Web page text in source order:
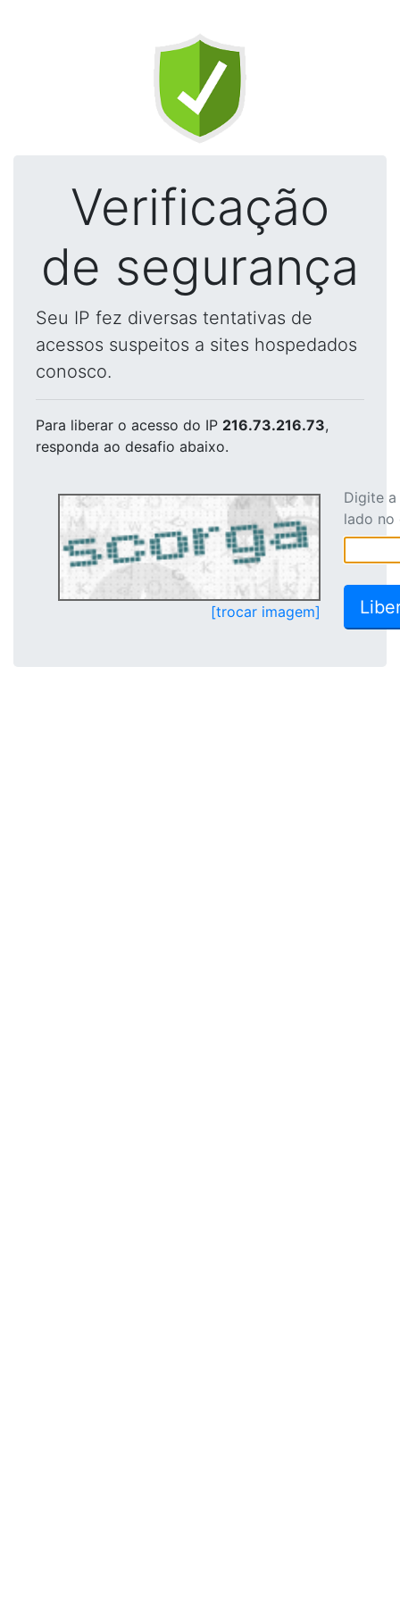
Verificação
de segurança
Seu IP fez diversas tentativas de
acessos suspeitos a sites hospedados
conosco.
Para liberar o acesso do IP 216.73.216.73,
responda ao desafio abaixo.
[trocar imagem]
Digite
lado no